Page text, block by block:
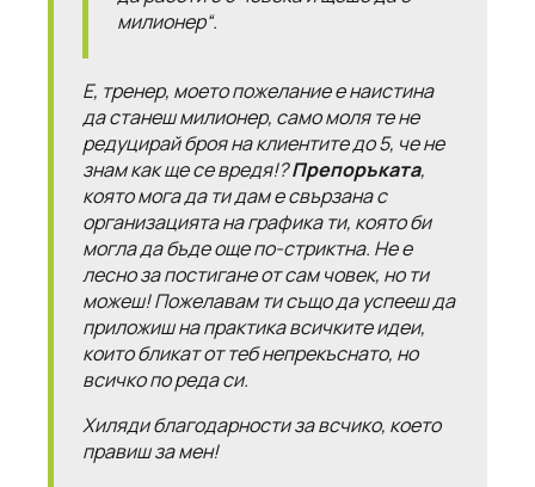
милионер“.
Е, тренер, моето пожелание е наистина
да станеш милионер, само моля те не
редуцирай броя на клиентите до 5, че не
знам как ще се вредя!?Препоръката,
която мога да ти дам е свързана с
организацията на графика ти, която би
могла да бъде още по-стриктна. Не е
лесно за постигане от сам човек, но ти
можеш! Пожелавам ти също да успееш да
приложиш на практика всичките идеи,
които бликат от теб непрекъснато, но
всичко по реда си.
Хиляди благодарности за всчико, което
правиш за мен!